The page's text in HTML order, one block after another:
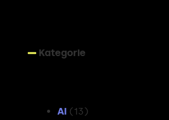
Kategorie
AI (13)